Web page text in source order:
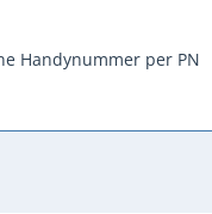
Handynummer per PN